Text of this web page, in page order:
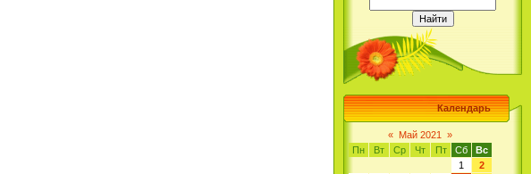
Календарь
« Май 2021
»
Пн
Вт Ср Чт Пт Сб
Вс
1
2